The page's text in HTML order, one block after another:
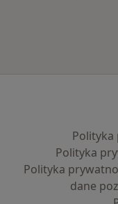
Polityka
Polityka
dane